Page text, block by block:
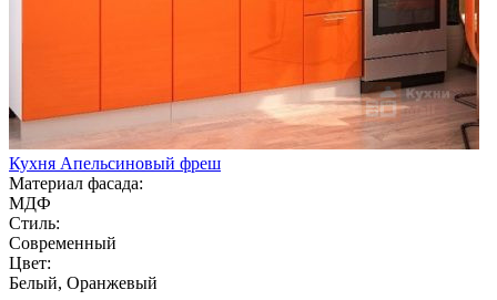
Кухня Апельсиновый фреш
Материал фасада:
МДФ
Стиль:
Современный
Цвет:
Белый, Оранжевый